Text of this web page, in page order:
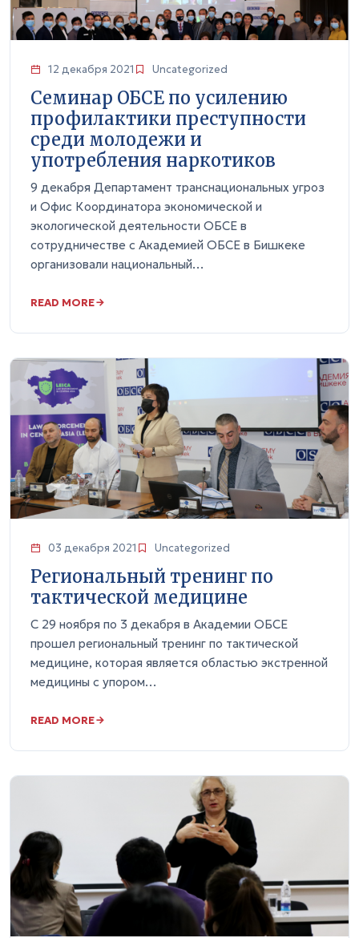
12 декабря 2021 Uncategorized
Семинар ОБСЕ по усилению
профилактики преступности
среди молодежи и
употребления наркотиков
9 декабря Департамент транснациональных угроз
и Офис Координатора экономической и
экологической деятельности ОБСЕ в
сотрудничестве с Академией ОБСЕ в Бишкеке
организовали национальный…
READ MORE
03 декабря 2021 Uncategorized
Региональный тренинг по
тактической медицине
С 29 ноября по 3 декабря в Академии ОБСЕ
прошел региональный тренинг по тактической
медицине, которая является областью экстренной
медицины с упором…
READ MORE